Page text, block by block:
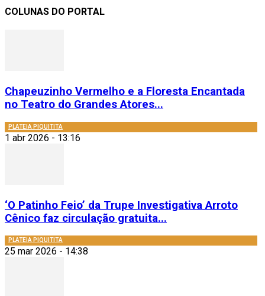
COLUNAS DO PORTAL
Chapeuzinho Vermelho e a Floresta Encantada
no Teatro do Grandes Atores...
PLATEIA PIQUITITA
1 abr 2026 - 13:16
‘O Patinho Feio’ da Trupe Investigativa Arroto
Cênico faz circulação gratuita...
PLATEIA PIQUITITA
25 mar 2026 - 14:38